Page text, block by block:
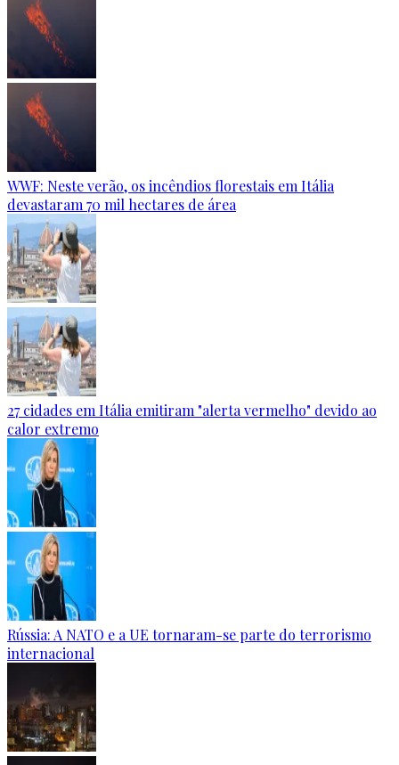
WWF: Neste verão, os incêndios florestais em Itália
devastaram 70 mil hectares de área
27 cidades em Itália emitiram "alerta vermelho" devido ao
calor extremo
Rússia: A NATO e a UE tornaram-se parte do terrorismo
internacional